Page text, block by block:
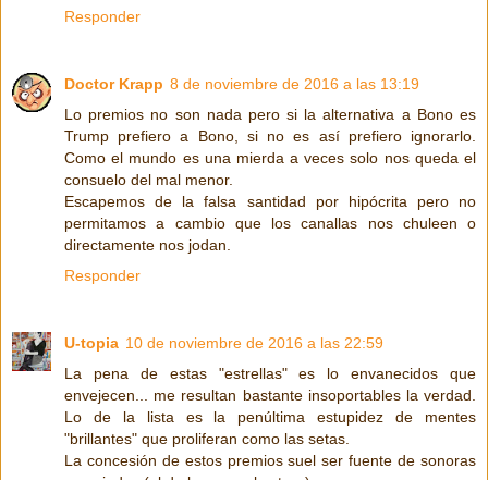
Responder
Doctor Krapp 8 de noviembre de 2016 a las 13:19
Lo premios no son nada pero si la alternativa a Bono es
Trump prefiero a Bono, si no es así prefiero ignorarlo.
Como el mundo es una mierda a veces solo nos queda el
consuelo del mal menor.
Escapemos de la falsa santidad por hipócrita pero no
permitamos a cambio que los canallas nos chuleen o
directamente nos jodan.
Responder
U-topia 10 de noviembre de 2016 a las 22:59
La pena de estas "estrellas" es lo envanecidos que
envejecen... me resultan bastante insoportables la verdad.
Lo de la lista es la penúltima estupidez de mentes
"brillantes" que proliferan como las setas.
La concesión de estos premios suel ser fuente de sonoras